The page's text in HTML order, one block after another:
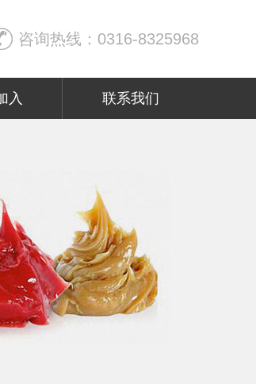
咨询热线：0316-8325968
入 联系我们